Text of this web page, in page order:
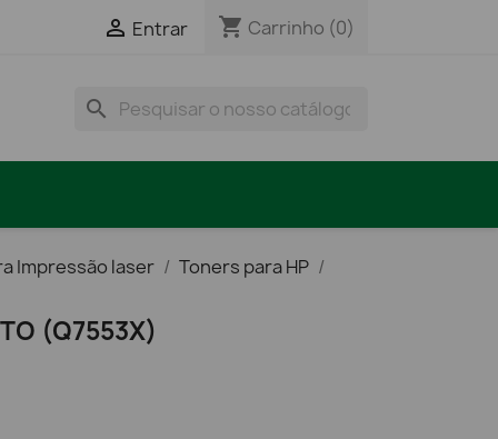
 Entrar shopping_cart Carrinho (0)
search
Impressão laser Toners para HP
(Q7553X)